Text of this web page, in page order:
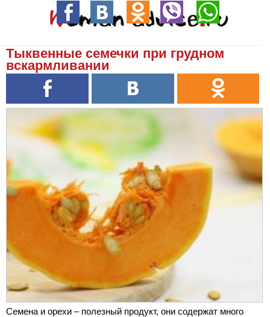
Тыквенные семечки при грудном
вскармливании
Семена и орехи – полезный продукт, они содержат много